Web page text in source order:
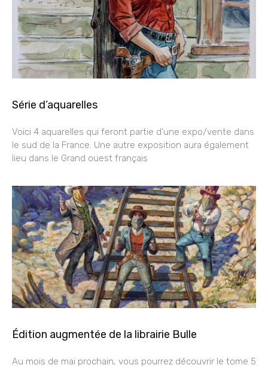
Série d’aquarelles
Voici 4 aquarelles qui feront partie d’une expo/vente dans
le sud de la France. Une autre exposition aura également
lieu dans le Grand ouest français
Édition augmentée de la librairie Bulle
Au mois de mai prochain, vous pourrez découvrir le tome 5